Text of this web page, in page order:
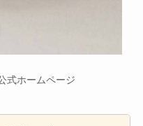
式ホームページ